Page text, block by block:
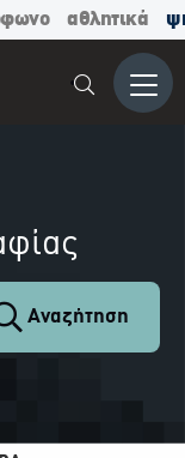
αθλητικά
Μενού
Αναζήτηση